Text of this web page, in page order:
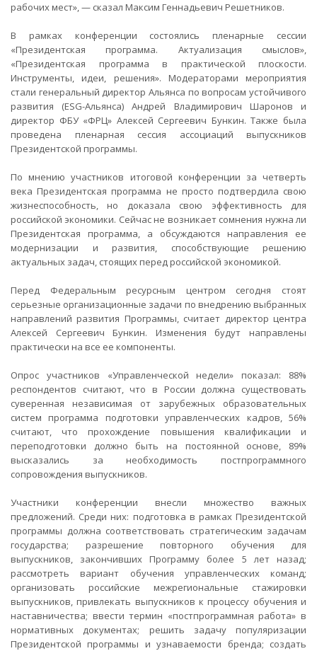
рабочих мест», — сказал Максим Геннадьевич Решетников.
В рамках конференции состоялись пленарные сессии
«Президентская программа. Актуализация смыслов»,
«Президентская программа в практической плоскости.
Инструменты, идеи, решения». Модераторами мероприятия
стали генеральный директор Альянса по вопросам устойчивого
развития (ESG-Альянса) Андрей Владимирович Шаронов и
директор ФБУ «ФРЦ» Алексей Сергеевич Бункин. Также была
проведена пленарная сессия ассоциаций выпускников
Президентской программы.
По мнению участников итоговой конференции за четверть
века Президентская программа не просто подтвердила свою
жизнеспособность, но доказала свою эффективность для
российской экономики. Сейчас не возникает сомнения нужна ли
Президентская программа, а обсуждаются направления ее
модернизации и развития, способствующие решению
актуальных задач, стоящих перед российской экономикой.
Перед Федеральным ресурсным центром сегодня стоят
серьезные организационные задачи по внедрению выбранных
направлений развития Программы, считает директор центра
Алексей Сергеевич Бункин. Изменения будут направлены
практически на все ее компоненты.
Опрос участников «Управленческой недели» показал: 88%
респондентов считают, что в России должна существовать
суверенная независимая от зарубежных образовательных
систем программа подготовки управленческих кадров, 56%
считают, что прохождение повышения квалификации и
переподготовки должно быть на постоянной основе, 89%
высказались за необходимость постпрограммного
сопровождения выпускников.
Участники конференции внесли множество важных
предложений. Среди них: подготовка в рамках Президентской
программы должна соответствовать стратегическим задачам
государства; разрешение повторного обучения для
выпускников, закончивших Программу более 5 лет назад;
рассмотреть вариант обучения управленческих команд;
организовать российские межрегиональные стажировки
выпускников, привлекать выпускников к процессу обучения и
наставничества; ввести термин «постпрограммная работа» в
нормативных документах; решить задачу популяризации
Президентской программы и узнаваемости бренда; создать